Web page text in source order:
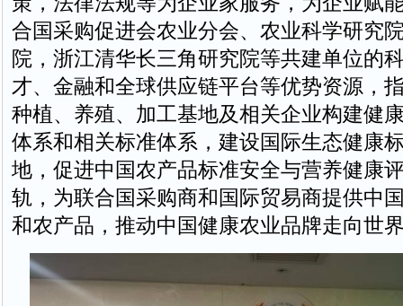
合国采购促进会农业分会、农业科学研究
院，浙江清华长三角研究院等共建单位的
才、金融和全球供应链平台等优势资源，
种植、养殖、加工基地及相关企业构建健
体系和相关标准体系，建设国际生态健康
地，促进中国农产品标准安全与营养健康
轨，为联合国采购商和国际贸易商提供中
和农产品，推动中国健康农业品牌走向世